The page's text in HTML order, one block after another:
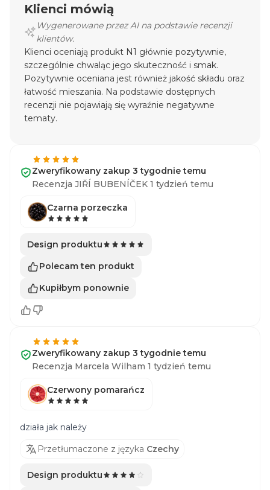
Klienci mówią
Wygenerowane przez AI na podstawie recenzji
klientów.
Klienci oceniają produkt N1 głównie pozytywnie,
szczególnie chwaląc jego skuteczność i smak.
Pozytywnie oceniana jest również jakość składu oraz
łatwość mieszania. Na podstawie dostępnych
recenzji nie pojawiają się wyraźnie negatywne
tematy.
Zweryfikowany zakup 3 tygodnie temu
Recenzja JIŘÍ BUBENÍČEK 1 tydzień temu
Czarna porzeczka
Design produktu
Polecam ten produkt
Kupiłbym ponownie
Zweryfikowany zakup 3 tygodnie temu
Recenzja Marcela Wilham 1 tydzień temu
Czerwony pomarańcz
działa jak należy
Przetłumaczone z języka Czechy
Design produktu